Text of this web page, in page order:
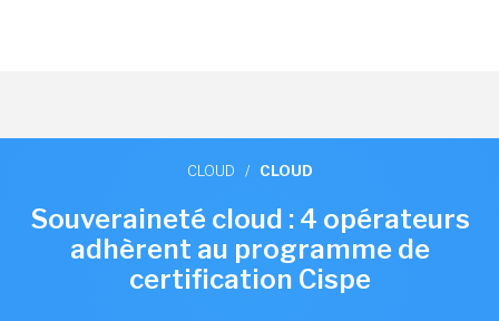
CLOUD / CLOUD
Souveraineté cloud : 4 opérateurs
adhèrent au programme de
certification Cispe